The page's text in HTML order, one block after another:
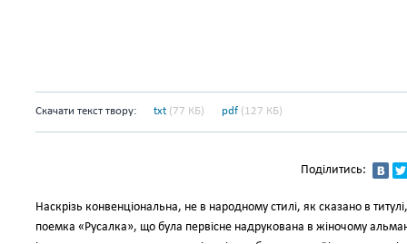
Скачати текст твору: txt (77 КБ) pdf (127 КБ)
Поділитись:
Наскрізь конвенціональна, не в народному стилі, як сказано в
поемка «Русалка», що була первісне надрукована в жіночому